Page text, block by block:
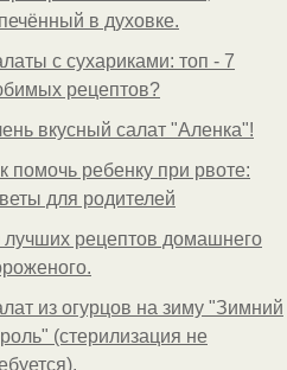
в духовке.
с сухариками: топ - 7
рецептов?
вкусный салат "Аленка"!
помочь ребенку при рвоте:
для родителей
лучших рецептов домашнего
из огурцов на зиму "Зимний
(стерилизация не